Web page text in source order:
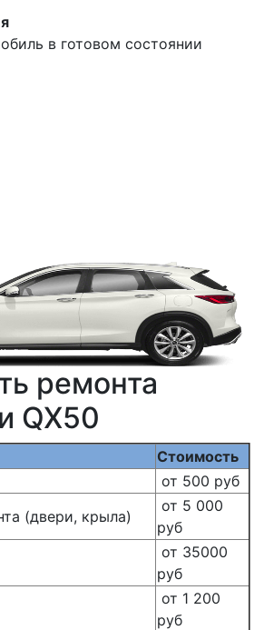
в готовом состоянии
ремонта
QX50
Стоимость
от 500 руб
(двери, крыла)
от 5 000
руб
от 35000
руб
от 1 200
руб